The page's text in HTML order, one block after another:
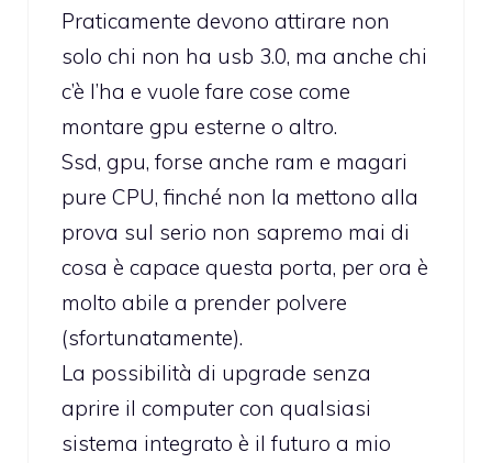
Praticamente devono attirare non
solo chi non ha usb 3.0, ma anche chi
c’è l’ha e vuole fare cose come
montare gpu esterne o altro.
Ssd, gpu, forse anche ram e magari
pure CPU, finché non la mettono alla
prova sul serio non sapremo mai di
cosa è capace questa porta, per ora è
molto abile a prender polvere
(sfortunatamente).
La possibilità di upgrade senza
aprire il computer con qualsiasi
sistema integrato è il futuro a mio